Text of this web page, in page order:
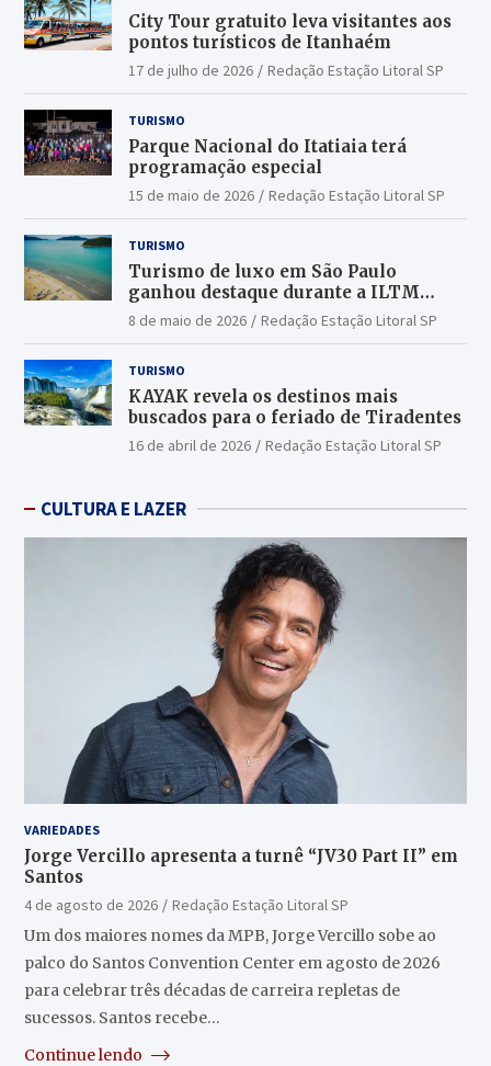
City Tour gratuito leva visitantes aos
pontos turísticos de Itanhaém
17 de julho de 2026 Redação Estação Litoral SP
TURISMO
Parque Nacional do Itatiaia terá
programação especial
15 de maio de 2026 Redação Estação Litoral SP
TURISMO
Turismo de luxo em São Paulo
ganhou destaque durante a ILTM
Latin America 2026
8 de maio de 2026 Redação Estação Litoral SP
TURISMO
KAYAK revela os destinos mais
buscados para o feriado de Tiradentes
16 de abril de 2026 Redação Estação Litoral SP
CULTURA E LAZER
VARIEDADES
Jorge Vercillo apresenta a turnê “JV30 Part II” em
Santos
4 de agosto de 2026
Redação Estação Litoral SP
Um dos maiores nomes da MPB, Jorge Vercillo sobe ao
palco do Santos Convention Center em agosto de 2026
para celebrar três décadas de carreira repletas de
sucessos. Santos recebe…
Continue lendo